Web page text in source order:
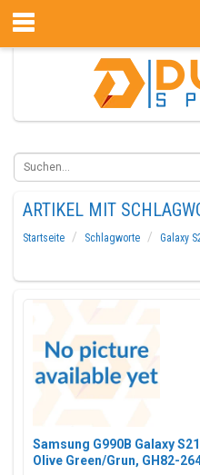
ARTIKEL MIT
Startseite Schlagworte
Galaxy
Samsung G990B Galaxy
Olive Green/Grun, GH82-